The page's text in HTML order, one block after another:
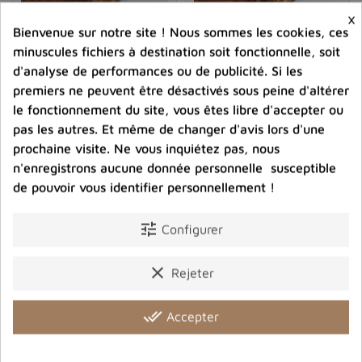
multiplesbienfaits sur le corps et l'esprit. Comme
beaucoup de pierres semi-précieuses, elle agit par le
biais de vibrations subtiles qui peuvent avoir des effets
positifs tant sur le plan physique qu'émotionnel.
Soutien émotionnel et équilibre
La nakaurite est reconnue pour apporter unsoutien
émotionnel significatif. En aidant àréduire le stresset
promouvoir l'harmonie émotionnelle, cette pierre est
équilibre émotionnel stable. Sa capacité à apaiser
lors de périodes de confusion ou de changement.
, aidant ainsi ses utilisateurs à mieux
comprendre leurs sentiments et à prendre des décisions
Pendentif Nakaurite
Glaciérite blue ice forme
Petit Pendentif carré en
Nakaurite Glacierite blue
×
Bienvenue sur notre site ! Nous sommes les cookies, ces
minuscules fichiers à destination soit fonctionnelle, soit
d'analyse de performances ou de publicité. Si les
premiers ne peuvent être désactivés sous peine d'altérer
le fonctionnement du site, vous êtes libre d'accepter ou
pas les autres. Et même de changer d'avis lors d'une
prochaine visite. Ne vous inquiétez pas, nous
n'enregistrons aucune donnée personnelle susceptible
de pouvoir vous identifier personnellement !
tune Configurer
clear Rejeter
done_all Accepter